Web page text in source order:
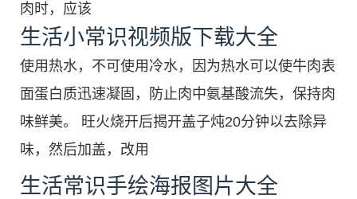
肉时，应该
生活小常识视频版下载大全
使用热水，不可使用冷水，因为热水可以使牛肉表
面蛋白质迅速凝固，防止肉中氨基酸流失，保持肉
味鲜美。 旺火烧开后揭开盖子炖20分钟以去除异
味，然后加盖，改用
生活常识手绘海报图片大全